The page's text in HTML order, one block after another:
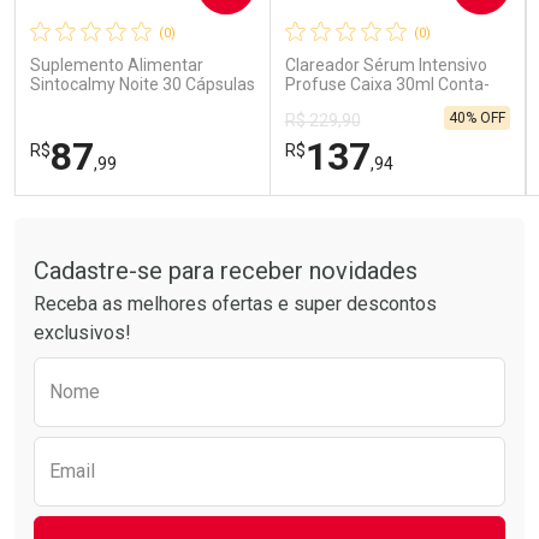
Comprar sem Desconto
Por R$ 41,99/cada
Comprar sem Desconto
Por R$ 41,99/cada
Comprar sem Desconto
Por R$ 26,99/cada
Comprar sem Desconto
Por R$ 26,99/cada
(0)
Suplemento Alimentar
Sintocalmy Noite 30 Cápsulas
R$87,99
Laboratório
Por Menos
(0)
Clareador Sérum Intensivo
Profuse Caixa 30ml Conta-
R$ 229,90
R$137,94
40% OFF
Laboratório
Por Menos
Cadastre-se para receber novidades
Receba as melhores ofertas e super descontos
exclusivos!
Nome
Email